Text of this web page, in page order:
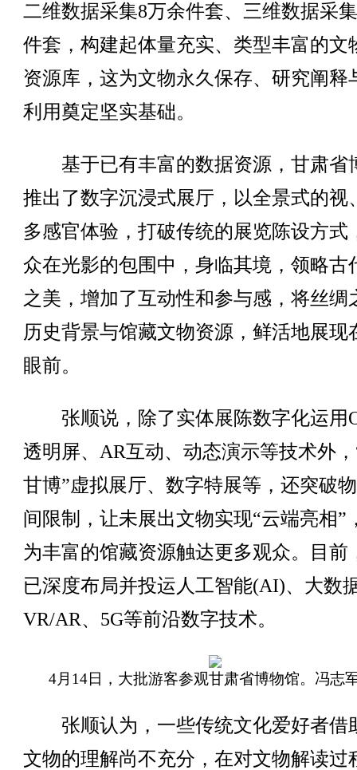
二维数据采集8万余件套、三维数据采
件套，构建起体量充实、类型丰富的文
资源库，这为文物永久保存、研究阐释
利用奠定坚实基础。
基于已有丰富的数据资源，甘肃省
推出了数字沉浸式展厅，以全景式的视
多感官体验，打破传统的展览陈设方式
众在光影的包围中，身临其境，领略古
之美，增加了互动性和参与感，将丝绸
历史背景与馆藏文物资源，鲜活地展现
眼前。
张顺说，除了实体展陈数字化运用
透明屏、AR互动、动态演示等技术外
甘博”虚拟展厅、数字特展等，还突破
间限制，让未展出文物实现“云端亮相”
为丰富的馆藏资源触达更多观众。目前
已深度布局并投运人工智能(AI)、大数
VR/AR、5G等前沿数字技术。
4月14日，大批游客参观甘肃省博物馆。冯志
张顺认为，一些传统文化爱好者借
文物的理解尚不充分，在对文物解读过